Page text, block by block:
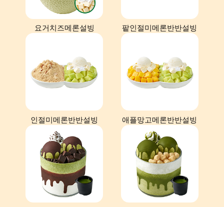
요거치즈메론설빙 팥인절미메론반반설빙
인절미메론반반설빙 애플망고메론반반설빙